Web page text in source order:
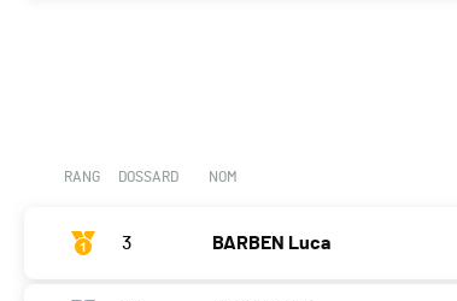
RANG DOSSARD NOM
3 BARBEN Luca